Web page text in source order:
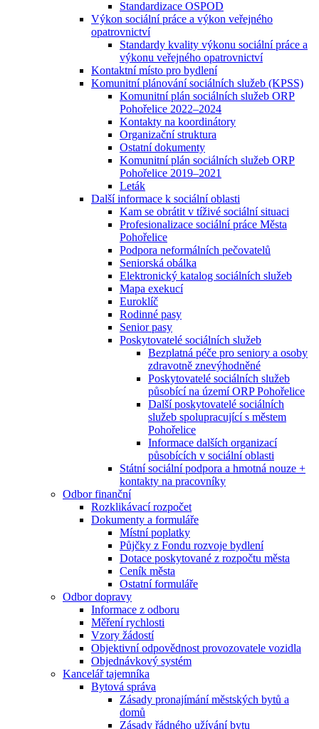
Standardizace OSPOD
Výkon sociální práce a výkon veřejného
opatrovnictví
Standardy kvality výkonu sociální práce a
výkonu veřejného opatrovnictví
Kontaktní místo pro bydlení
Komunitní plánování sociálních služeb (KPSS)
Komunitní plán sociálních služeb ORP
Pohořelice 2022–2024
Kontakty na koordinátory
Organizační struktura
Ostatní dokumenty
Komunitní plán sociálních služeb ORP
Pohořelice 2019–2021
Leták
Další informace k sociální oblasti
Kam se obrátit v tíživé sociální situaci
Profesionalizace sociální práce Města
Pohořelice
Podpora neformálních pečovatelů
Seniorská obálka
Elektronický katalog sociálních služeb
Mapa exekucí
Euroklíč
Rodinné pasy
Senior pasy
Poskytovatelé sociálních služeb
Bezplatná péče pro seniory a osoby
zdravotně znevýhodněné
Poskytovatelé sociálních služeb
působící na území ORP Pohořelice
Další poskytovatelé sociálních
služeb spolupracující s městem
Pohořelice
Informace dalších organizací
působících v sociální oblasti
Státní sociální podpora a hmotná nouze +
kontakty na pracovníky
Odbor finanční
Rozklikávací rozpočet
Dokumenty a formuláře
Místní poplatky
Půjčky z Fondu rozvoje bydlení
Dotace poskytované z rozpočtu města
Ceník města
Ostatní formuláře
Odbor dopravy
Informace z odboru
Měření rychlosti
Vzory žádostí
Objektivní odpovědnost provozovatele vozidla
Objednávkový systém
Kancelář tajemníka
Bytová správa
Zásady pronajímání městských bytů a
domů
Zásady řádného užívání bytu